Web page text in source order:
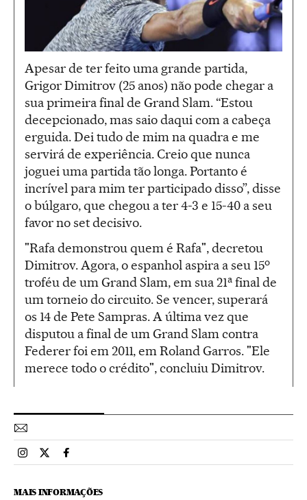
Apesar de ter feito uma grande partida,
Grigor Dimitrov (25 anos) não pode chegar a
sua primeira final de Grand Slam. “Estou
decepcionado, mas saio daqui com a cabeça
erguida. Dei tudo de mim na quadra e me
servirá de experiência. Creio que nunca
joguei uma partida tão longa. Portanto é
incrível para mim ter participado disso”, disse
o búlgaro, que chegou a ter 4-3 e 15-40 a seu
favor no set decisivo.
"Rafa demonstrou quem é Rafa", decretou
Dimitrov. Agora, o espanhol aspira a seu 15o
troféu de um Grand Slam, em sua 21a final de
um torneio do circuito. Se vencer, superará
os 14 de Pete Sampras. A última vez que
disputou a final de um Grand Slam contra
Federer foi em 2011, em Roland Garros. "Ele
merece todo o crédito", concluiu Dimitrov.
Esportes El País Brasil en Instagram
Esportes El País Brasil en Twitter
Esportes El País Brasil en Facebook
MAIS INFORMAÇÕES